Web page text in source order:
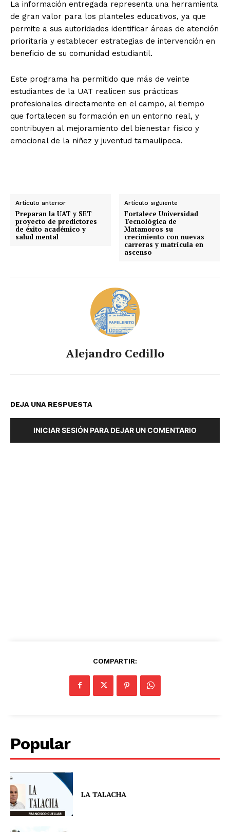
La información entregada representa una herramienta
de gran valor para los planteles educativos, ya que
permite a sus autoridades identificar áreas de atención
prioritaria y establecer estrategias de intervención en
beneficio de su comunidad estudiantil.
Este programa ha permitido que más de veinte
estudiantes de la UAT realicen sus prácticas
profesionales directamente en el campo, al tiempo
que fortalecen su formación en un entorno real, y
contribuyen al mejoramiento del bienestar físico y
emocional de la niñez y juventud tamaulipeca.
Artículo anterior
Preparan la UAT y SET
proyecto de predictores
de éxito académico y
salud mental
Artículo siguiente
Fortalece Universidad
Tecnológica de
Matamoros su
crecimiento con nuevas
carreras y matrícula en
ascenso
Alejandro Cedillo
DEJA UNA RESPUESTA
INICIAR SESIÓN PARA DEJAR UN COMENTARIO
COMPARTIR:
Popular
LA TALACHA